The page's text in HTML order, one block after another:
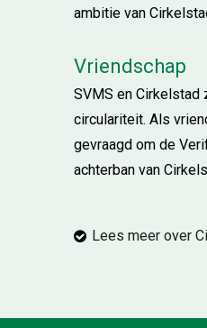
ambitie van
Vriendschap
SVMS en Cirkelstad
circulariteit. Als
gevraagd om de
achterban van
Lees meer over